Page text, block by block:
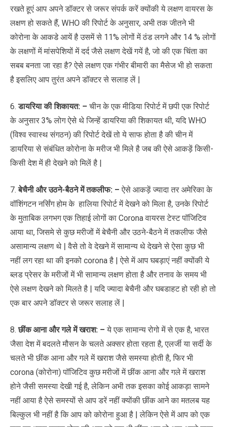
रखते हूएं आप अपने डॉक्टर से जरूर संपर्क करें क्योंकी ये लक्षण वायरस के
लक्षण हो सकते हैं, WHO की रिपोर्ट के अनुसार, अभी तक जीतने भी
कोरोना के आकडे आयें है उसमें से 11% लोगों में ठंड लगने और 14 % लोगों
के लक्षणों में मांसपेशियों में दर्द जैसे लक्षण देखें गयें है, जो की एक चिंता का
सबब बनता जा रहा है? ऐसे लक्षण एक गंभीर बीमारी का मैसेज भी हो सकता
है इसलिए आप तुरंत अपने डॉक्टर से सलाह लें |
6.डायरिया की शिकायत: – चीन के एक मीडिया रिपोर्ट में छपी एक रिपोर्ट
के अनुसार 3% लोग ऐसे थे जिन्हें डायरिया की शिकायत थी, यदि WHO
(विश्व स्वास्थ संगठन) की रिपोर्ट देखें तो ये साफ होता है की चीन में
डायरिया से संबंधित कोरोना के मरीज भी मिले है जब की ऐसे आकड़ें किसी-
किसी देश में ही देखने को मिलें है |
7.बेचैनी और उठने-बैठने में तकलीफ: – ऐसे आकड़ें ज्यादा तर अमेरिका के
वॉशिंगटन नर्सिंग होम के हालिया रिपोर्ट में देखने को मिला है, उनके रिपोर्ट
के मुताबिक लगभग एक तिहाई लोगों का Corona वायरस टेस्ट पॉजिटिव
आया था, जिसमे से कुछ मरीजों में बेचैनी और उठने-बैठने में तकलीफ जैसे
असामान्य लक्षण थे | वैसे तो वे देखने में सामान्य थे देखने से ऐसा कुछ भी
नहीं लग रहा था की इनको corona है | ऐसे में आप घबड़ाएं नहीं क्योंकी ये
ब्लड प्रेसर के मरीजों में भी सामान्य लक्षण होता है और तनाव के समय भी
ऐसे लक्षण देखने को मिलते है | यदि ज्यादा बेचैनी और घबडाहट हो रही हो तो
एक बार अपने डॉक्टर से जरूर सलाह लें |
8.छींक आना और गले में खराश: – ये एक सामान्य रोगो में से एक है, भारत
जैसा देश में बदलते मौसन के चलते अक्सर होता रहता है, एलर्जी या सर्दी के
चलते भी छींक आना और गले में खराश जैसे समस्या होती है, फिर भी
corona (कोरोना) पॉजिटिव कुछ मरीजों में छींक आना और गले में खराश
होने जैसी समस्या देखी गई है, लेकिन अभी तक इसका कोई आकड़ा सामने
नहीं आया है ऐसे समस्यों से आप डरें नहीं क्योंकी छींक आने का मतलब यह
बिल्कुल भी नहीं है कि आप को कोरोना हुआ है | लेकिन ऐसे में आप को एक